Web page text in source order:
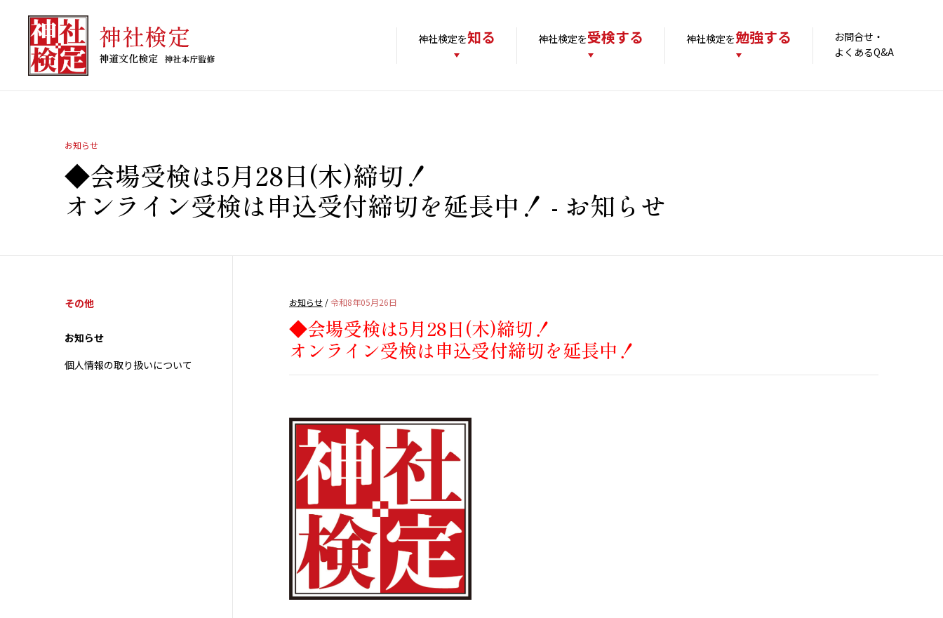
神社検定を知る 神社検定を受検する 神社検定を勉強する
お問合せ・
よくあるQ&A
お知らせ
◆会場受検は5月28日(木)締切！
オンライン受検は申込受付締切を延長中！ - お知らせ
その他
お知らせ
個人情報の取り扱いについて
お知らせ /令和8年05月26日
◆会場受検は5月28日(木)締切！
オンライン受検は申込受付締切を延長中！